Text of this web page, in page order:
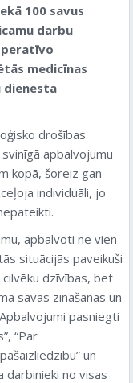
100 savus
darbu
medicīnas
dienesta
drošības
apbalvojumu
kopā, šoreiz gan
individuāli, jo
apbalvoti ne vien
situācijās paveikuši
dzīvības, bet
savas zināšanas un
pasniegti
“Par
un
darbinieki no visas